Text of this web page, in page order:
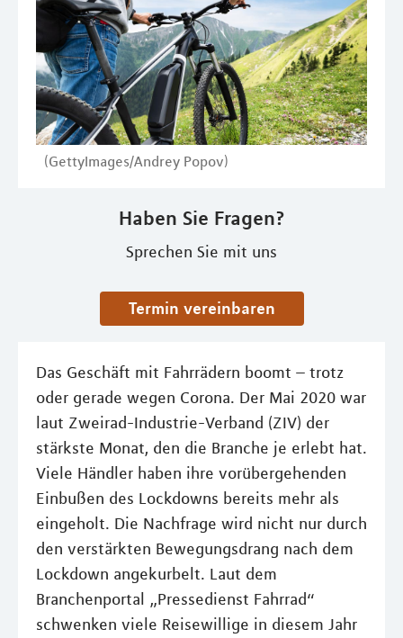
(GettyImages/Andrey Popov)
Haben Sie Fragen?
Sprechen Sie mit uns
Termin vereinbaren
Das Geschäft mit Fahrrädern boomt – trotz
oder gerade wegen Corona. Der Mai 2020 war
laut Zweirad-Industrie-Verband (ZIV) der
stärkste Monat, den die Branche je erlebt hat.
Viele Händler haben ihre vorübergehenden
Einbußen des Lockdowns bereits mehr als
eingeholt. Die Nachfrage wird nicht nur durch
den verstärkten Bewegungsdrang nach dem
Lockdown angekurbelt. Laut dem
Branchenportal „Pressedienst Fahrrad“
schwenken viele Reisewillige in diesem Jahr